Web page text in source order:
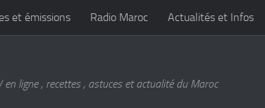
et émissions Radio Maroc Actualités et Infos
en ligne , recettes , astuces et actualité du Maroc